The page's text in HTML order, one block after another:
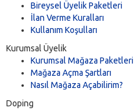
Bireysel Üyelik Paketleri
İlan Verme Kuralları
Kullanım Koşulları
Kurumsal Üyelik
Kurumsal Mağaza Paketleri
Mağaza Açma Şartları
Nasıl Mağaza Açabilirim?
Doping